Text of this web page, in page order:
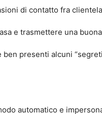
di contatto fra
e trasmettere una
presenti alcuni
automatico e